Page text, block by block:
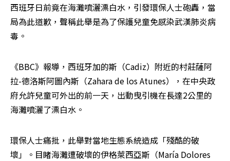
西班牙日前竟在海灘噴灑漂白水，引發環保人士砲轟，當
局為此道歉，聲稱此舉是為了保護兒童免感染武漢肺炎病
毒。
《BBC》報導，西班牙加的斯（Cadiz）附近的村莊薩阿
拉-德洛斯阿圖內斯（Zahara de los Atunes），在中央政
府允許兒童可外出的前一天，出動曳引機在長達2公里的
海灘噴灑了漂白水。
環保人士痛批，此舉對當地生態系統造成「殘酷的破
壞」。目睹海灘遭破壞的伊格萊西亞斯（María Dolores